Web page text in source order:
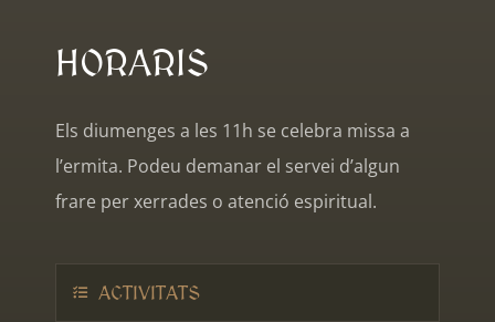
HORARIS
Els diumenges a les 11h se celebra missa a
l’ermita. Podeu demanar el servei d’algun
frare per xerrades o atenció espiritual.
ACTIVITATS